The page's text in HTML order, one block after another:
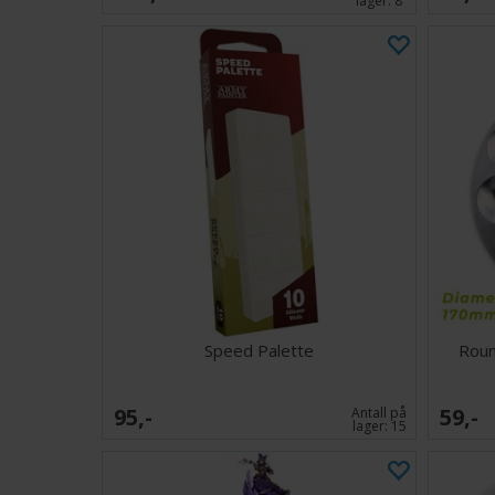
Speed Palette
95,- Antall på
lager: 15 59,-